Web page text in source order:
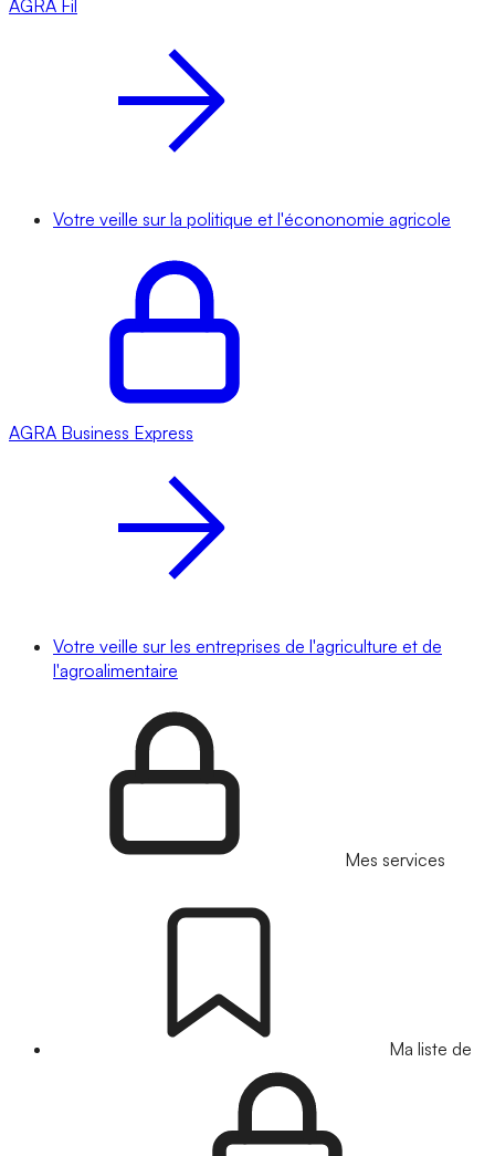
AGRA Fil
Votre veille sur la politique et l'écononomie agricole
AGRA Business Express
Votre veille sur les entreprises de l'agriculture et de
l'agroalimentaire
Mes services
Ma liste de